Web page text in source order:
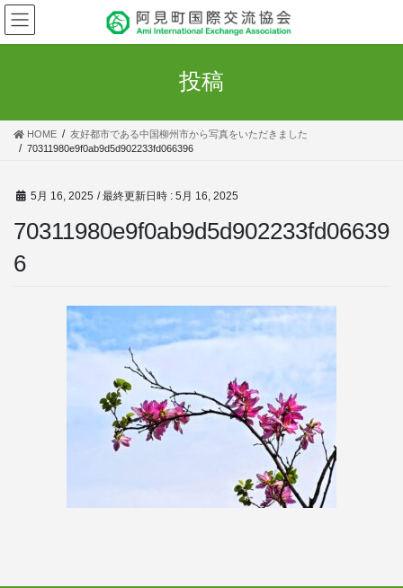
コ
ン
テ
ス
ナ
ビ
ゲ
ン
投稿
HOME
友好都市である中国柳州市から写真をいただきました
70311980e9f0ab9d5d902233fd066396
5月 16, 2025 / 最終更新日時 : 5月 16, 2025
70311980e9f0ab9d5d902233fd06639
6